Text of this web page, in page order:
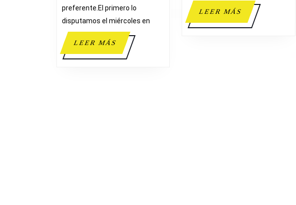
preferente.El primero lo
disputamos el miércoles en
LEER MÁSLEER
MÁS
LEER MÁSLEER
MÁS